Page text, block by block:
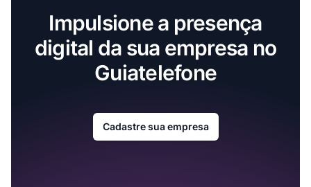
Impulsione a presença
digital da sua empresa no
Guiatelefone
Cadastre sua empresa